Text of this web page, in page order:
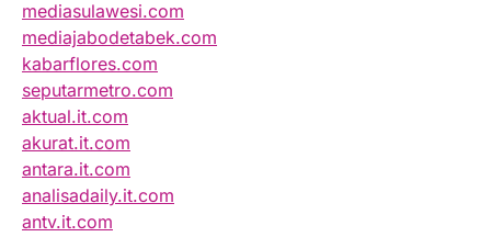
mediasulawesi.com
mediajabodetabek.com
kabarflores.com
seputarmetro.com
aktual.it.com
akurat.it.com
antara.it.com
analisadaily.it.com
antv.it.com